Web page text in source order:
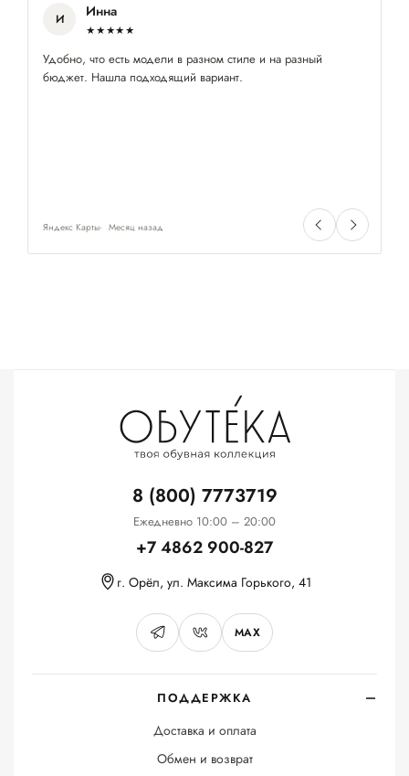
И Инна
★★★★★
Удобно, что есть модели в разном стиле и на разный
бюджет. Нашла подходящий вариант.
Яндекс Карты Месяц назад
ПОДДЕРЖКА
Доставка и оплата
Обмен и возврат
8 (800) 7773719
Ежедневно 10:00 – 20:00
+7 4862 900-827
г. Орёл, ул. Максима Горького, 41
MAX